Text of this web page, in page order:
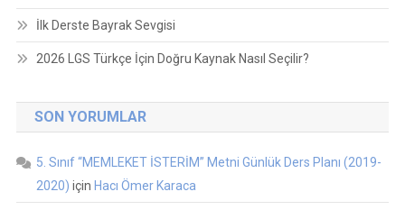
İlk Derste Bayrak Sevgisi
2026 LGS Türkçe İçin Doğru Kaynak Nasıl Seçilir?
SON YORUMLAR
5. Sınıf “MEMLEKET İSTERİM” Metni Günlük Ders Planı (2019-
2020) için Hacı Ömer Karaca